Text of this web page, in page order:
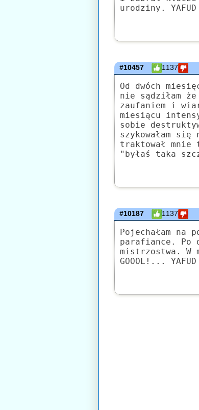
urodziny. YAFUD
#10457 1137
Od dwóch
nie sądziłam
zaufaniem i
miesiącu
sobie
szykowałam
traktował mnie
"byłaś taka
#10187 1137
Pojechałam
parafiance.
mistrzostwa. W
GOOOL!... YAFUD